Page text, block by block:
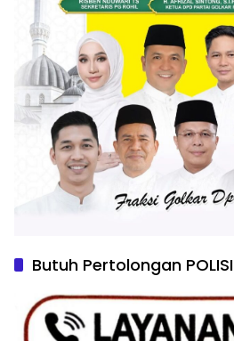
Butuh Pertolongan POLISI